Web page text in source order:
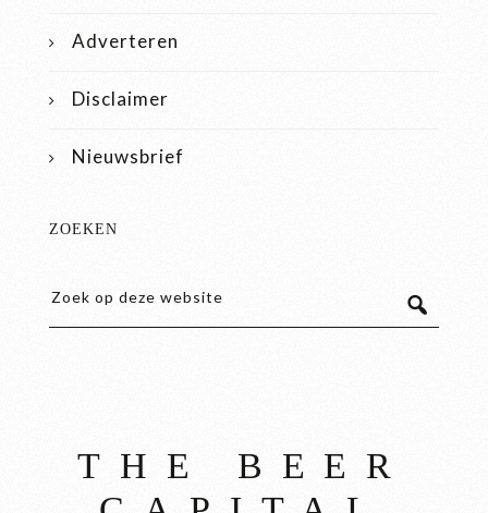
Adverteren
Disclaimer
Nieuwsbrief
ZOEKEN
THE BEER